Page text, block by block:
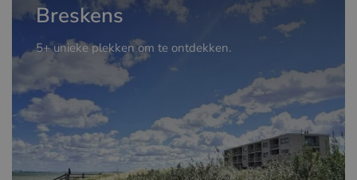
Breskens
5+ unieke plekken om te ontdekken.